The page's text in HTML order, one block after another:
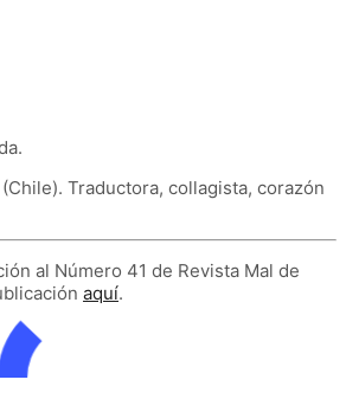
Traductora, collagista, corazón
al Número 41 de Revista Mal de
aquí.